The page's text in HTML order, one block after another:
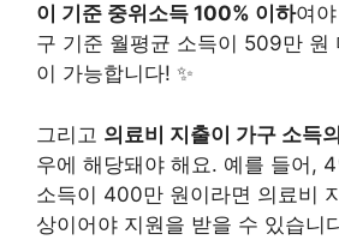
이 기준 중위소득 100% 이하여
구 기준 월평균 소득이 509만 원
이 가능합니다! ✨
그리고 의료비 지출이 가구 소득
우에 해당돼야 해요. 예를 들어,
소득이 400만 원이라면 의료비
상이어야 지원을 받을 수 있습니